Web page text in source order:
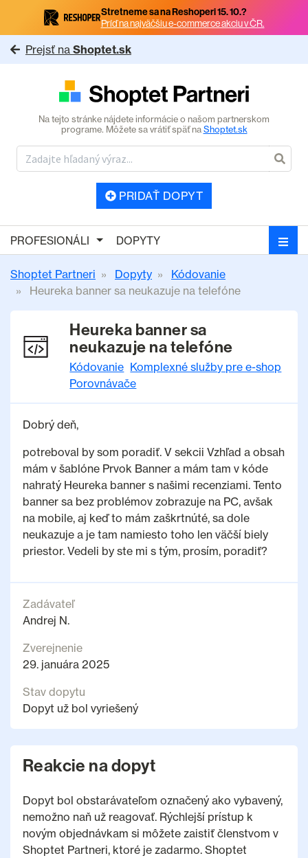
Stretneme sa na Reshoperi 15. 10.?
Príď na najväčšiu e-commerce akciu v ČR.
Prejsť na Shoptet.sk
Na tejto stránke nájdete informácie o našom partnerskom
programe. Môžete sa vrátiť späť naShoptet.sk
PRIDAŤ DOPYT
PROFESIONÁLI DOPYTY
Shoptet Partneri Dopyty
Kódovanie
Heureka banner sa neukazuje na telefóne
Heureka banner sa
neukazuje na telefóne
Kódovanie Komplexné služby pre e-shop
Porovnávače
Dobrý deň,
potreboval by som poradiť. V sekcii Vzhľad a obsah
mám v šablóne Prvok Banner a mám tam v kóde
nahratý Heureka banner s našimi recenziami. Tento
banner sa bez problémov zobrazuje na PC, avšak
na mobile, aj keď to mám zaškrtnúté, sa dole
neukazuje a je tam namiesto toho len väčší biely
priestor. Vedeli by ste mi s tým, prosím, poradiť?
Zadávateľ
Andrej N.
Zverejnenie
29. januára 2025
Stav dopytu
Dopyt už bol vyriešený
Reakcie na dopyt
Dopyt bol obstarávateľom označený ako vybavený,
nemožno naň už reagovať. Rýchlejší prístup k
novým objednávkam si môžete zaistiť členstvom v
Shoptet Partneri, ktoré je zadarmo. Shoptet